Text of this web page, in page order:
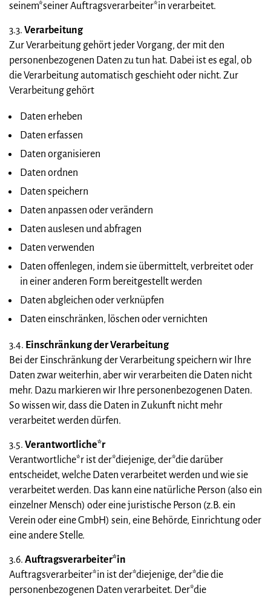
seinem*seiner Auftragsverarbeiter*in verarbeitet.
3.3. Verarbeitung
Zur Verarbeitung gehört jeder Vorgang, der mit den
personenbezogenen Daten zu tun hat. Dabei ist es egal, ob
die Verarbeitung automatisch geschieht oder nicht. Zur
Verarbeitung gehört
Daten erheben
Daten erfassen
Daten organisieren
Daten ordnen
Daten speichern
Daten anpassen oder verändern
Daten auslesen und abfragen
Daten verwenden
Daten offenlegen, indem sie übermittelt, verbreitet oder
in einer anderen Form bereitgestellt werden
Daten abgleichen oder verknüpfen
Daten einschränken, löschen oder vernichten
3.4. Einschränkung der Verarbeitung
Bei der Einschränkung der Verarbeitung speichern wir Ihre
Daten zwar weiterhin, aber wir verarbeiten die Daten nicht
mehr. Dazu markieren wir Ihre personenbezogenen Daten.
So wissen wir, dass die Daten in Zukunft nicht mehr
verarbeitet werden dürfen.
3.5. Verantwortliche*r
Verantwortliche*r ist der*diejenige, der*die darüber
entscheidet, welche Daten verarbeitet werden und wie sie
verarbeitet werden. Das kann eine natürliche Person (also ein
einzelner Mensch) oder eine juristische Person (z.B. ein
Verein oder eine GmbH) sein, eine Behörde, Einrichtung oder
eine andere Stelle.
3.6. Auftragsverarbeiter*in
Auftragsverarbeiter*in ist der*diejenige, der*die die
personenbezogenen Daten verarbeitet. Der*die